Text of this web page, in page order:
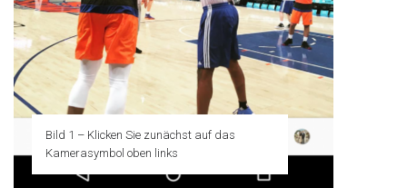
Bild 1 – Klicken Sie zunächst auf das
Kamerasymbol oben links